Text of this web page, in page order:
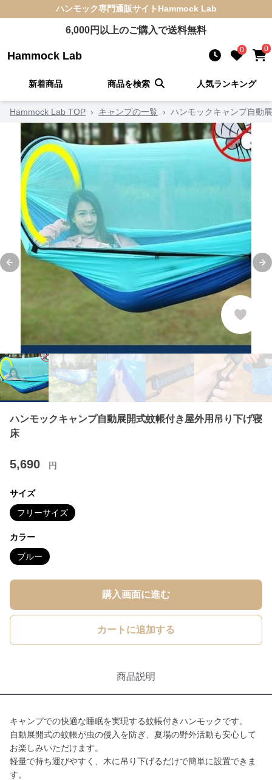
ハンモック専門通販サイト Hammock Lab
6,000円以上のご購入で送料無料
Hammock Lab 0 0
新着商品 商品を検索 人気ランキング
Hammock Lab TOP › キャンプの一覧 › ハンモックキャンプ自動
Previous slide
ハンモックキャンプ自動展開式蚊帳付き屋外用吊り下げ寝
床
5,690 円
サイズ
フリーサイズ
カラー
ブルー
購入画面に進む
カートに追加する
商品説明
キャンプでの快適な睡眠を実現する蚊帳付きハンモックです。
自動展開式の蚊帳が虫の侵入を防ぎ、夏場の野外活動も安心して
お楽しみいただけます。
軽量で持ち運びやすく、木に吊り下げるだけで簡単に設置できま
す。